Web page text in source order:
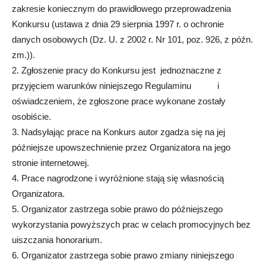
zakresie koniecznym do prawidłowego przeprowadzenia
Konkursu (ustawa z dnia 29 sierpnia 1997 r. o ochronie
danych osobowych (Dz. U. z 2002 r. Nr 101, poz. 926, z późn.
zm.)).
2. Zgłoszenie pracy do Konkursu jest jednoznaczne z
przyjęciem warunków niniejszego Regulaminu i
oświadczeniem, że zgłoszone prace wykonane zostały
osobiście.
3. Nadsyłając prace na Konkurs autor zgadza się na jej
późniejsze upowszechnienie przez Organizatora na jego
stronie internetowej.
4. Prace nagrodzone i wyróżnione stają się własnością
Organizatora.
5. Organizator zastrzega sobie prawo do późniejszego
wykorzystania powyższych prac w celach promocyjnych bez
uiszczania honorarium.
6. Organizator zastrzega sobie prawo zmiany niniejszego